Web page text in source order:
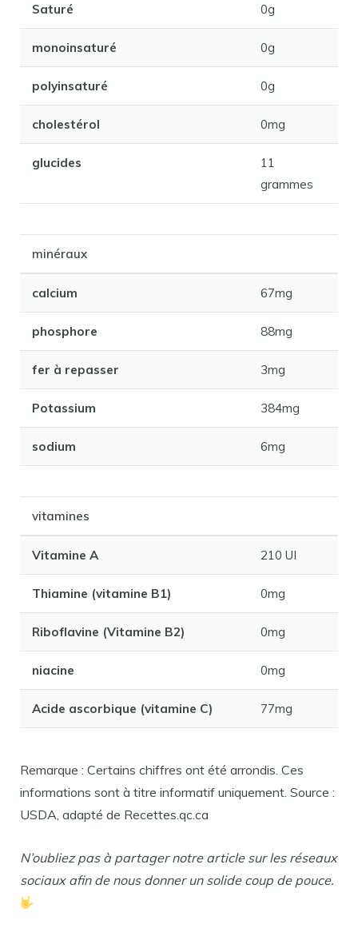
Saturé 0g
monoinsaturé 0g
polyinsaturé 0g
cholestérol 0mg
glucides
11
grammes
minéraux
calcium 67mg
phosphore 88mg
fer à repasser 3mg
Potassium 384mg
sodium 6mg
vitamines
Vitamine A 210 UI
Thiamine (vitamine B1) 0mg
Riboflavine (Vitamine B2) 0mg
niacine 0mg
Acide ascorbique (vitamine C) 77mg
Remarque : Certains chiffres ont été arrondis. Ces
informations sont à titre informatif uniquement. Source :
USDA, adapté de Recettes.qc.ca
N’oubliez pas à partager notre article sur les réseaux
sociaux afin de nous donner un solide coup de pouce.